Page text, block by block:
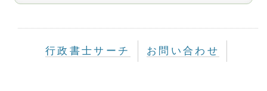
行政書士サーチ お問い合わせ